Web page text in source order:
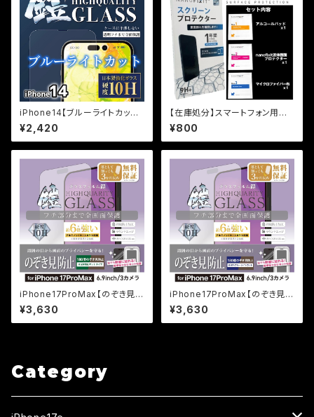
iPhone14【ブルーライトカット】
保証付きガラスフィルム『鎧』全
面フルカバー
¥2,420
【在庫処分】スマートフォン用
液体ガラスコーティング剤『NAN
O FIXIT』※保証付帯なし
¥800
iPhone17ProMax【のぞき見防
止＆反射防止】（マット）3カ月保
証付き『ガラスフィルム鎧』全面フ
ルカバー（黒フチタイプ）＜貼り
¥3,630
iPhone17ProMax【のぞき見防
止＆ブルーライトカット】3カ月保
証付き『ガラスフィルム鎧』全面フ
ルカバー（黒フチタイプ）＜貼り
¥3,630
Category